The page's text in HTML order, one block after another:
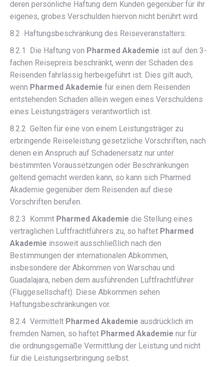
deren persönliche Haftung dem Kunden gegenüber für ihr
eigenes, grobes Verschulden hiervon nicht berührt wird.
8.2 Haftungsbeschränkung des Reiseveranstalters:
8.2.1 Die Haftung von Pharmed Akademie ist auf den 3-
fachen Reisepreis beschränkt, wenn der Schaden des
Reisenden fahrlässig herbeigeführt ist. Dies gilt auch,
wenn Pharmed Akademie für einen dem Reisenden
entstehenden Schaden allein wegen eines Verschuldens
eines Leistungsträgers verantwortlich ist.
8.2.2 Gelten für eine von einem Leistungsträger zu
erbringende Reiseleistung gesetzliche Vorschriften, nach
denen ein Anspruch auf Schadenersatz nur unter
bestimmten Voraussetzungen oder Beschränkungen
geltend gemacht werden kann, so kann sich Pharmed
Akademie gegenüber dem Reisenden auf diese
Vorschriften berufen.
8.2.3 Kommt Pharmed Akademie die Stellung eines
vertraglichen Luftfrachtführers zu, so haftet Pharmed
Akademie insoweit ausschließlich nach den
Bestimmungen der internationalen Abkommen,
insbesondere der Abkommen von Warschau und
Guadalajara, neben dem ausführenden Luftfrachtführer
(Fluggesellschaft). Diese Abkommen sehen
Haftungsbeschränkungen vor.
8.2.4 Vermittelt Pharmed Akademie ausdrücklich im
fremden Namen, so haftet Pharmed Akademie nur für
die ordnungsgemäße Vermittlung der Leistung und nicht
für die Leistungserbringung selbst.